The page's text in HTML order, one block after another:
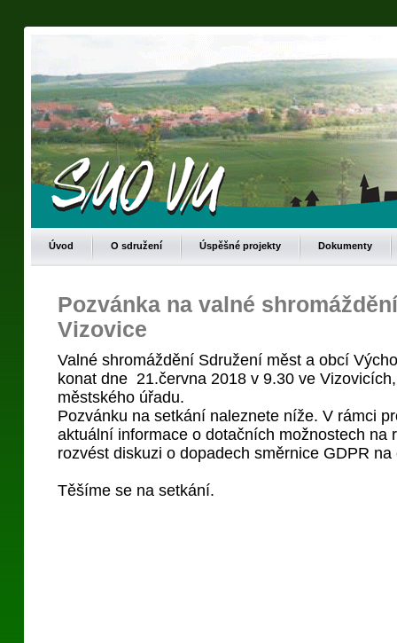
Úvod O sdružení Úspěšné projekty Dokumenty
Pozvánka na valné
Vizovice
Valné shromáždění Sdružení měst a obcí
konat dne 21.června 2018 v 9.30 ve
městského úřadu.
Pozvánku na setkání naleznete níže. V rámci
aktuální informace o dotačních možnostech na
rozvést diskuzi o dopadech směrnice GDPR na
Těšíme se na setkání.